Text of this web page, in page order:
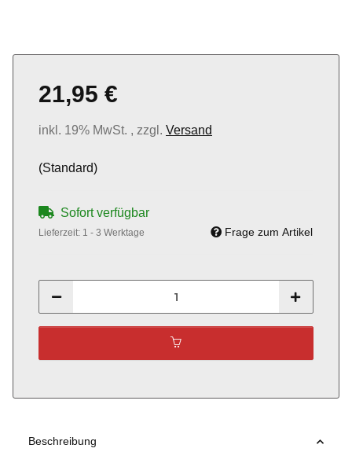
21,95 €
inkl. 19% MwSt. , zzgl. Versand
(Standard)
Sofort verfügbar
Lieferzeit: 1 - 3 Werktage Frage zum Artikel
Beschreibung